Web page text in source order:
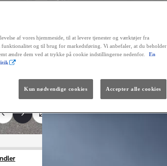
The soul lives on.
af vores hjemmeside, til at levere tjenester og værktøjer fra
og til brug for markedsføring. Vi anbefaler, at du beholder
ændre dem ved at trykke på cookie indstillingerne nedenfor.
En
Kun nødvendige cookies Accepter alle cookies